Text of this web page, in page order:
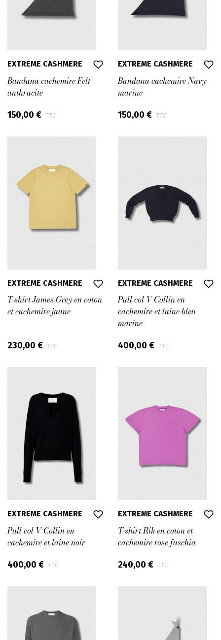
EXTREME CASHMERE
Bandana cachemire Felt
anthracite
150,00 € TTC
EXTREME CASHMERE
Bandana cachemire Navy
marine
150,00 € TTC
EXTREME CASHMERE
T-shirt James Grey en coton
et cachemire jaune
230,00 € TTC
EXTREME CASHMERE
Pull col V Collin en
cachemire et laine bleu
marine
400,00 € TTC
EXTREME CASHMERE
Pull col V Collin en
cachemire et laine noir
400,00 € TTC
EXTREME CASHMERE
T-shirt Rik en coton et
cachemire rose fuschia
240,00 € TTC